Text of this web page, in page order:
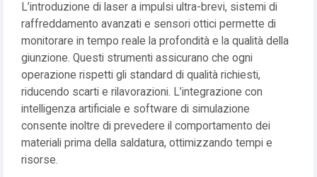
L’introduzione di laser a impulsi ultra-brevi, sistemi di
raffreddamento avanzati e sensori ottici permette di
monitorare in tempo reale la profondità e la qualità della
giunzione. Questi strumenti assicurano che ogni
operazione rispetti gli standard di qualità richiesti,
riducendo scarti e rilavorazioni. L’integrazione con
intelligenza artificiale e software di simulazione
consente inoltre di prevedere il comportamento dei
materiali prima della saldatura, ottimizzando tempi e
risorse.